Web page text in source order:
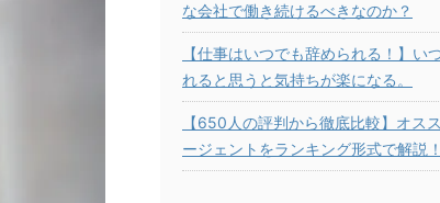
な会社で働き続けるべきなのか？
【仕事はいつでも辞められる！】い
れると思うと気持ちが楽になる。
【650人の評判から徹底比較】オス
ージェントをランキング形式で解説！